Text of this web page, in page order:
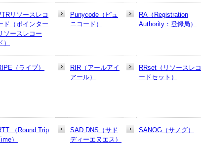
リソースレコ
ド（ポインター
ソースレコー
）
Punycode（ピュ
ニコード）
RA（Registration
Authority：登録局）
（ライプ）
RIR（アールアイ
アール）
RRset（リソースレコ
ードセット）
（Round Trip
）
SAD DNS（サド
ディーエヌエス）
SANOG（サノグ）